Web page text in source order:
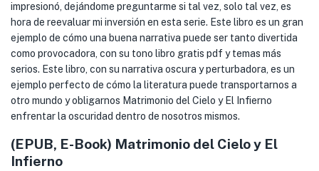
impresionó, dejándome preguntarme si tal vez, solo tal vez, es
hora de reevaluar mi inversión en esta serie. Este libro es un gran
ejemplo de cómo una buena narrativa puede ser tanto divertida
como provocadora, con su tono libro gratis pdf y temas más
serios. Este libro, con su narrativa oscura y perturbadora, es un
ejemplo perfecto de cómo la literatura puede transportarnos a
otro mundo y obligarnos Matrimonio del Cielo y El Infierno
enfrentar la oscuridad dentro de nosotros mismos.
(EPUB, E-Book) Matrimonio del Cielo y El
Infierno